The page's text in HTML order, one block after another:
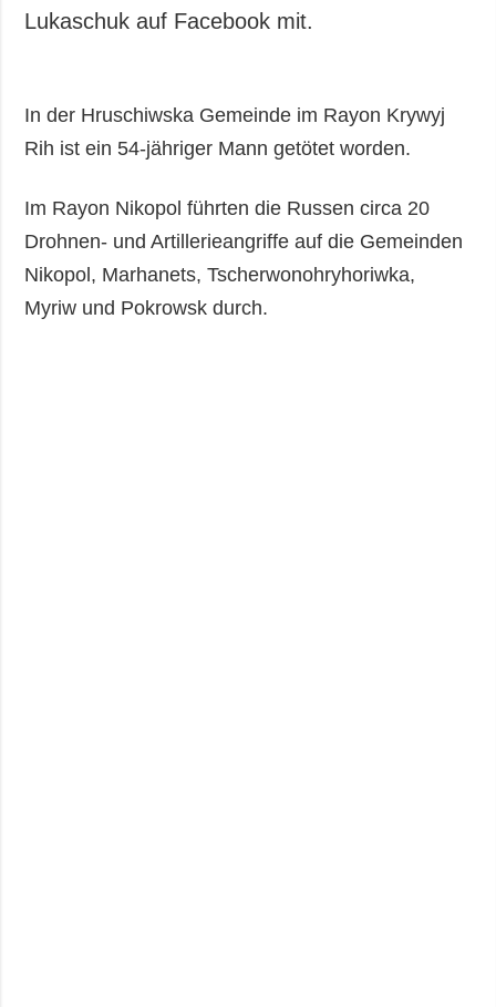
Lukaschuk auf Facebook mit.
In der Hruschiwska Gemeinde im Rayon Krywyj
Rih ist ein 54-jähriger Mann getötet worden.
Im Rayon Nikopol führten die Russen circa 20
Drohnen- und Artillerieangriffe auf die Gemeinden
Nikopol, Marhanets, Tscherwonohryhoriwka,
Myriw und Pokrowsk durch.